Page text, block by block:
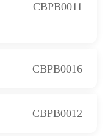
CBPB0011
CBPB0016
CBPB0012